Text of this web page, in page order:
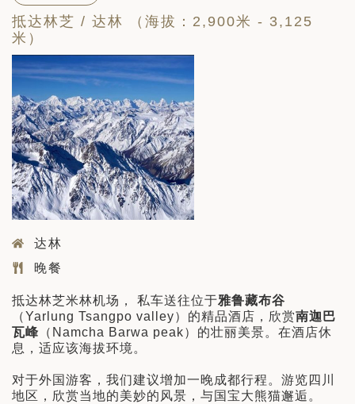
抵达林芝 / 达林 （海拔：2,900米 - 3,125
米）
达林
晚餐
抵达林芝米林机场， 私车送往位于雅鲁藏布谷
（Yarlung Tsangpo valley）的精品酒店，欣赏南迦巴
瓦峰 （Namcha Barwa peak）的壮丽美景。在酒店休
息，适应该海拔环境。
对于外国游客，我们建议增加一晚成都行程。游览四川
地区，欣赏当地的美妙的风景，与国宝大熊猫邂逅。